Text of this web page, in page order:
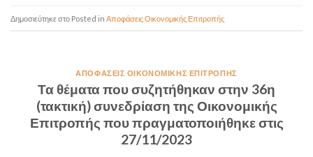
Posted in Αποφάσεις Οικονομικής Επιτροπής
ΑΠΟΦΆΣΕΙΣ ΟΙΚΟΝΟΜΙΚΉΣ ΕΠΙΤΡΟΠΉΣ
Τα θέματα που συζητήθηκαν στην 36η
(τακτική) συνεδρίαση της Οικονομικής
Επιτροπής που πραγματοποιήθηκε στις
27/11/2023